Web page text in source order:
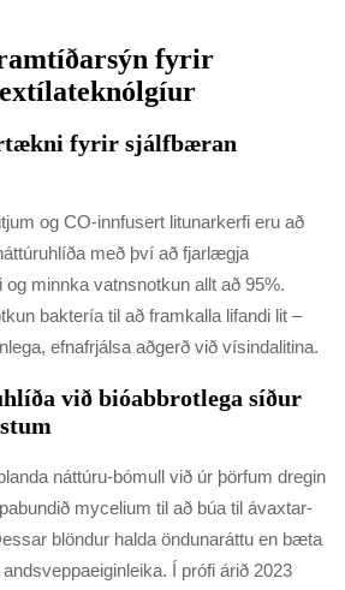
fyrir
fyrir sjálfbæran
og CO-innfusert litunarkerfi eru að
með því að fjarlægja
og minnka vatnsnotkun allt að 95%.
baktería til að framkalla lifandi lit –
efnafrjálsa aðgerð við vísindalitina.
við bióabbrotlega síður
náttúru-bómull við úr þörfum dregin
mycelium til að búa til ávaxtar-
blöndur halda öndunaráttu en bæta
Í prófi árið 2023